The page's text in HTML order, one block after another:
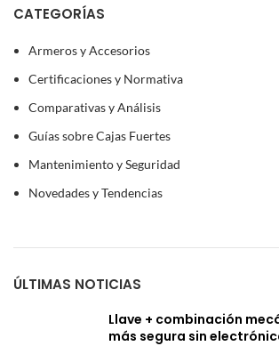
CATEGORÍAS
Armeros y Accesorios
Certificaciones y Normativa
Comparativas y Análisis
Guías sobre Cajas Fuertes
Mantenimiento y Seguridad
Novedades y Tendencias
ÚLTIMAS NOTICIAS
Llave + combinación
más segura sin